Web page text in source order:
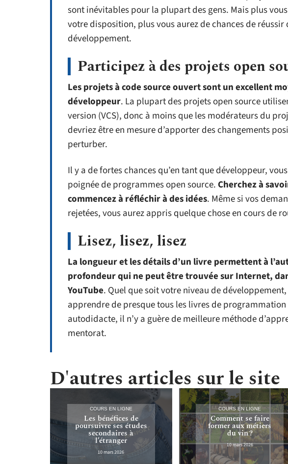
sont inévitables pour la plupart des gens. Mais plus
votre disposition, plus vous aurez de chances de
développement.
Participez à des projets open
Les projets à code source ouvert sont un excellent
développeur. La plupart des projets open source
version (VCS), donc à moins que les modérateurs du
devriez être en mesure d’apporter des changements
perturber.
Il y a de fortes chances qu’en tant que développeur,
poignée de programmes open source. Cherchez à
commencez à réfléchir à des idées. Même si vos
rejetées, vous aurez appris quelque chose en cours de
Lisez, lisez, lisez
La longueur et les détails d’un livre permettent à
profondeur qui ne peut être trouvée sur Internet,
YouTube. Quel que soit votre niveau de
apprendre de presque tous les livres de programmation
autodidacte, il n’y a guère de meilleure méthode
mentorat.
D'autres articles sur le site
COURS EN LIGNE
Les bénéfices de
poursuivre ses études
secondaires à
l’étranger
10 mars 2026
COURS EN LIGNE
Comment se faire
former aux métiers
du vin ?
10 mars 2026